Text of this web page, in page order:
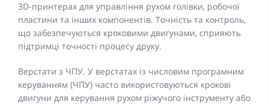
3D-принтерах для управління рухом голівки, робочої
пластини та інших компонентів. Точність та контроль,
що забезпечуються кроковими двигунами, сприяють
підтримці точності процесу друку.
Верстати з ЧПУ. У верстатах із числовим програмним
керуванням (ЧПУ) часто використовуються крокові
двигуни для керування рухом ріжучого інструменту або